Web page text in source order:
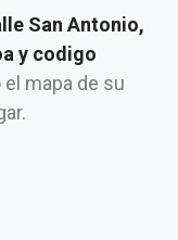
San Antonio,
y codigo
mapa de su